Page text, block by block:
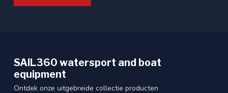
SAIL360 watersport and boat
equipment
Ontdek onze uitgebreide collectie producten